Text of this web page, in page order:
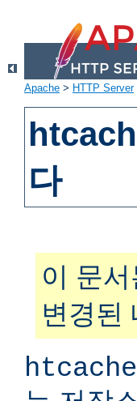
Apache > HTTP Server
다
이 문
변경된